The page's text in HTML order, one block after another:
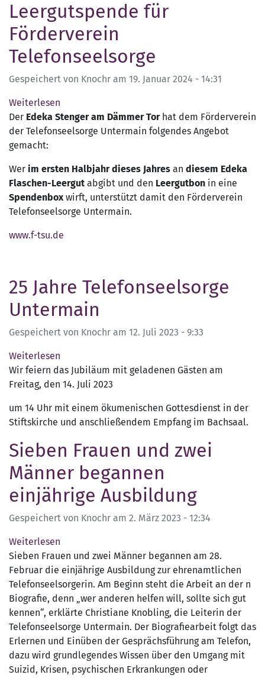
unsere
neuen
Mitarbeiter
Leergutspende für
Förderverein
Telefonseelsorge
Gespeichert von Knochr am 19. Januar 2024 - 14:31
Weiterlesen
Leergutspende
für
Der Edeka Stenger am Dämmer Tor hat dem Förderverein
der Telefonseelsorge Untermain folgendes Angebot
gemacht:
Wer im ersten Halbjahr dieses Jahres an diesem Edeka
Flaschen-Leergut abgibt und den Leergutbon in eine
Spendenboxwirft, unterstützt damit den Förderverein
Telefonseelsorge Untermain.
www.f-tsu.de
25 Jahre Telefonseelsorge
Untermain
Gespeichert von Knochr am 12. Juli 2023 - 9:33
Weiterlesen
25
Jahre
Untermain
Wir feiern das Jubiläum mit geladenen Gästen am
Freitag, den 14. Juli 2023
um 14 Uhr mit einem ökumenischen Gottesdienst in der
Stiftskirche und anschließendem Empfang im Bachsaal.
Sieben Frauen und zwei
Männer begannen
einjährige Ausbildung
Gespeichert von Knochr am 2. März 2023 - 12:34
Weiterlesen
Sieben
Frauen
und
zwei
Männer
begannen
einjährige
Ausbildung
Sieben Frauen und zwei Männer begannen am 28.
Februar die einjährige Ausbildung zur ehrenamtlichen
Telefonseelsorgerin. Am Beginn steht die Arbeit an der n
Biografie, denn „wer anderen helfen will, sollte sich gut
kennen“, erklärte Christiane Knobling, die Leiterin der
Telefonseelsorge Untermain. Der Biografiearbeit folgt das
Erlernen und Einüben der Gesprächsführung am Telefon,
dazu wird grundlegendes Wissen über den Umgang mit
Suizid, Krisen, psychischen Erkrankungen oder